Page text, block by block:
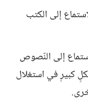
إلى الكتب
إلى النّصوص
كبيرٍ في استغلال